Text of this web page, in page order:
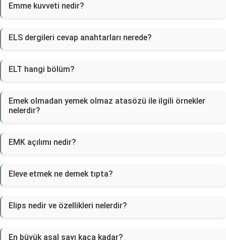
Emme kuvveti nedir?
ELS dergileri cevap anahtarları nerede?
ELT hangi bölüm?
Emek olmadan yemek olmaz atasözü ile ilgili örnekler
nelerdir?
EMK açılımı nedir?
Eleve etmek ne demek tıpta?
Elips nedir ve özellikleri nelerdir?
En büyük asal sayı kaça kadar?